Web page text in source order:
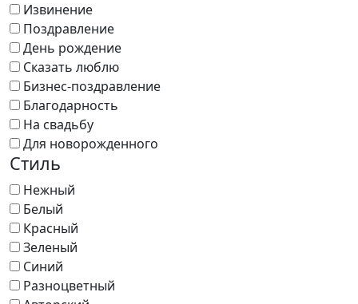
Извинение
Поздравление
День рождение
Сказать люблю
Бизнес-поздравление
Благодарность
На свадьбу
Для новорожденного
Стиль
Нежный
Белый
Красный
Зеленый
Синий
Разноцветный